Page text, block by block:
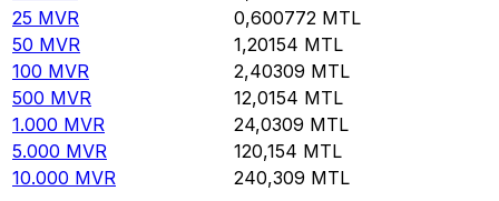
25 MVR 0,600772 MTL
50 MVR 1,20154 MTL
100 MVR 2,40309 MTL
500 MVR 12,0154 MTL
1.000 MVR 24,0309 MTL
5.000 MVR 120,154 MTL
10.000 MVR 240,309 MTL